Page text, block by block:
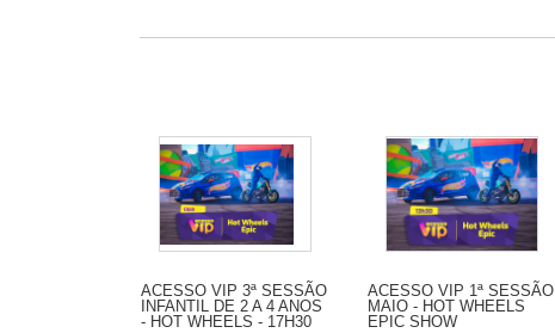
ACESSO VIP 3ª SESSÃO
INFANTIL DE 2 A 4 ANOS
- HOT WHEELS - 17H30
ACESSO VIP 1ª SESSÃO
MAIO - HOT WHEELS
EPIC SHOW